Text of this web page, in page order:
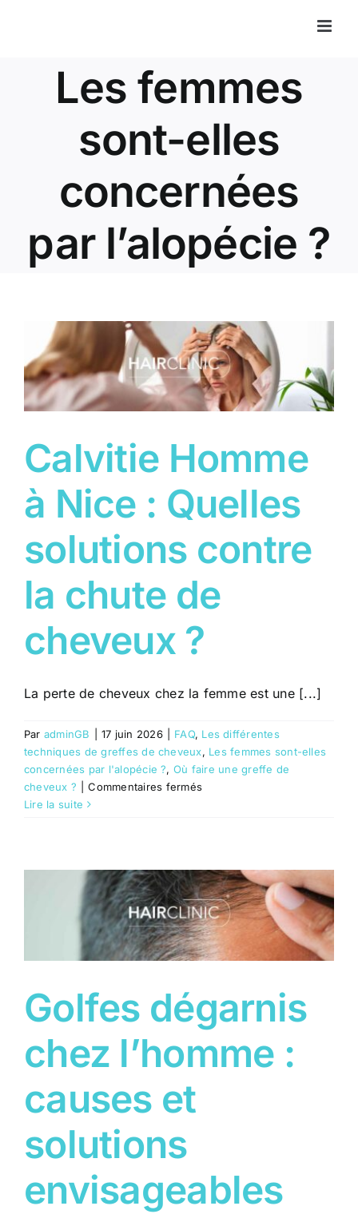
Les femmes
sont-elles
concernées
par l’alopécie ?
Calvitie Homme
à Nice : Quelles
solutions contre
la chute de
cheveux ?
La perte de cheveux chez la femme est une [...]
Par adminGB 17 juin 2026 FAQ, Les différentes
techniques de greffes de cheveux, Les femmes sont-elles
concernées par l'alopécie ?, Où faire une greffe de
cheveux ?
Commentaires ferméssur
:
Quelles
solutions
contre
la
chute
cheveux
?
Lire la suite
Golfes dégarnis
chez l’homme :
causes et
solutions
envisageables